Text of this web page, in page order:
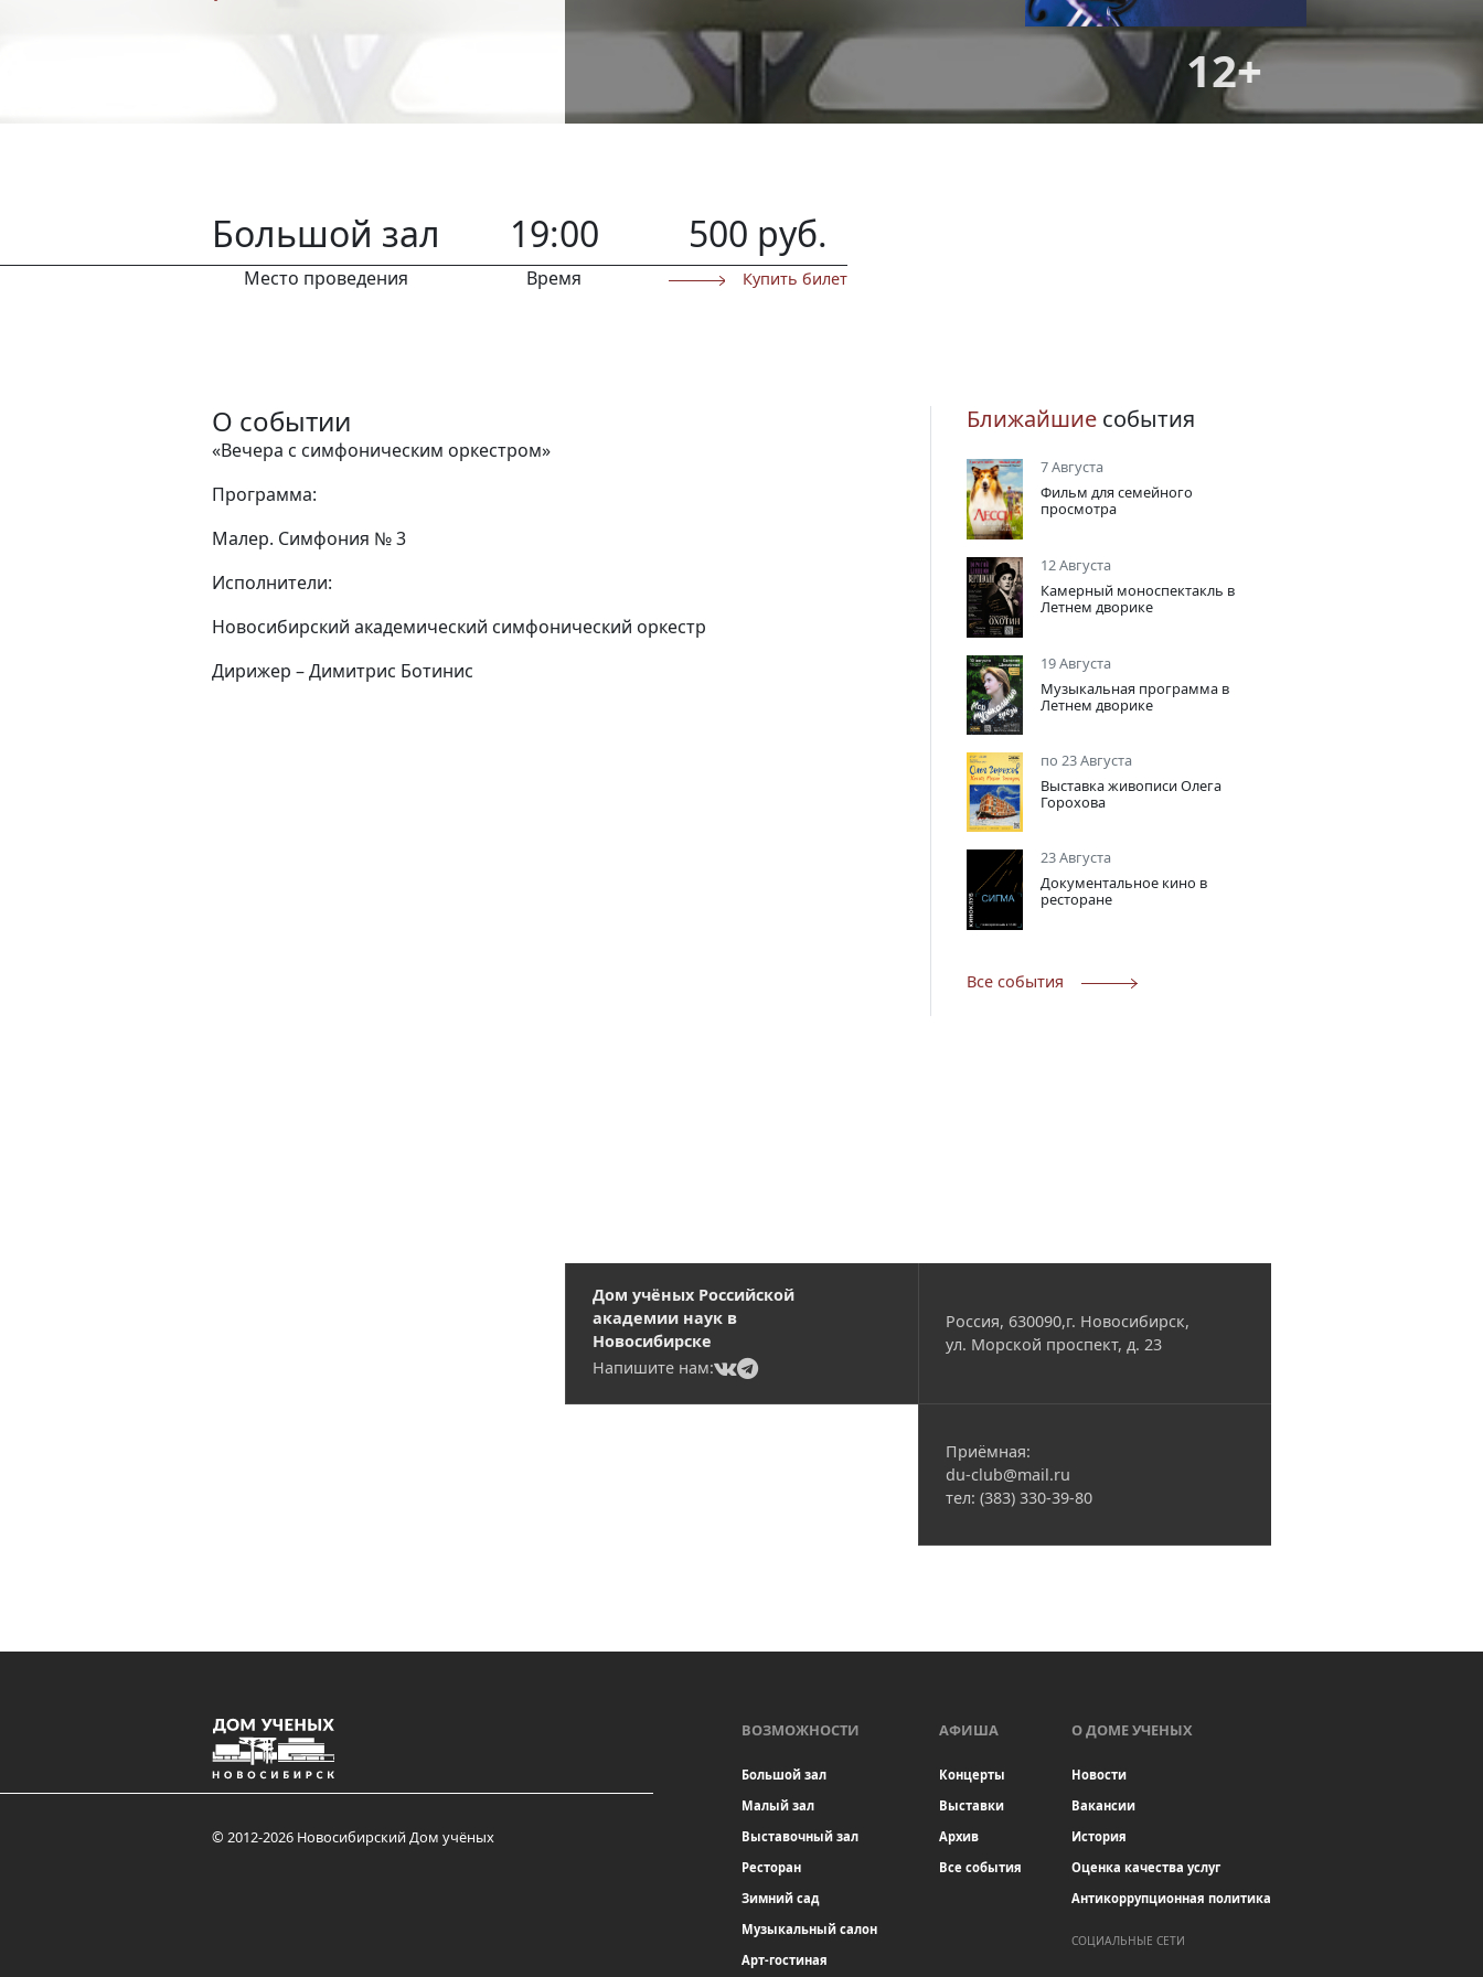
12+
Большой зал
Место проведения
19:00
Время
500 руб.
Купить билет
О событии
«Вечера с симфоническим оркестром»
Программа:
Малер. Симфония № 3
Исполнители:
Новосибирский академический симфонический оркестр
Дирижер – Димитрис Ботинис
Ближайшие события
7 Августа
Фильм для семейного
просмотра
12 Августа
Камерный моноспектакль в
Летнем дворике
19 Августа
Музыкальная программа в
Летнем дворике
по 23 Августа
Выставка живописи Олега
Горохова
23 Августа
Документальное кино в
ресторане
Все события
Дом учёных Российской
академии наук в
Новосибирске
Напишите нам:
(current)
(current)
Россия, 630090,г. Новосибирск,
ул. Морской проспект, д. 23
Приёмная:
du-club@mail.ru
тел: (383) 330-39-80
© 2012-2026 Новосибирский Дом учёных
ВОЗМОЖНОСТИ
Большой зал
Малый зал
Выставочный зал
Ресторан
Зимний сад
Музыкальный салон
Арт-гостиная
АФИША
Концерты
Выставки
Архив
Все события
О ДОМЕ УЧЕНЫХ
Новости
Вакансии
История
Оценка качества услуг
Антикоррупционная политика
СОЦИАЛЬНЫЕ СЕТИ